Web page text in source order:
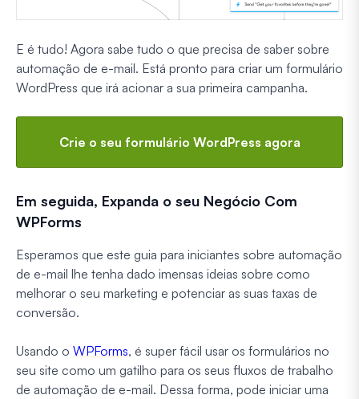
E é tudo! Agora sabe tudo o que precisa de saber sobre
automação de e-mail. Está pronto para criar um formulário
WordPress que irá acionar a sua primeira campanha.
Crie o seu formulário WordPress agora
Em seguida, Expanda o seu Negócio Com
WPForms
Esperamos que este guia para iniciantes sobre automação
de e-mail lhe tenha dado imensas ideias sobre como
melhorar o seu marketing e potenciar as suas taxas de
conversão.
Usando o WPForms, é super fácil usar os formulários no
seu site como um gatilho para os seus fluxos de trabalho
de automação de e-mail. Dessa forma, pode iniciar uma